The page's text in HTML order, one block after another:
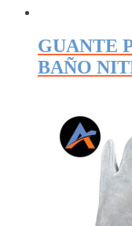
GUANTE
BAÑO